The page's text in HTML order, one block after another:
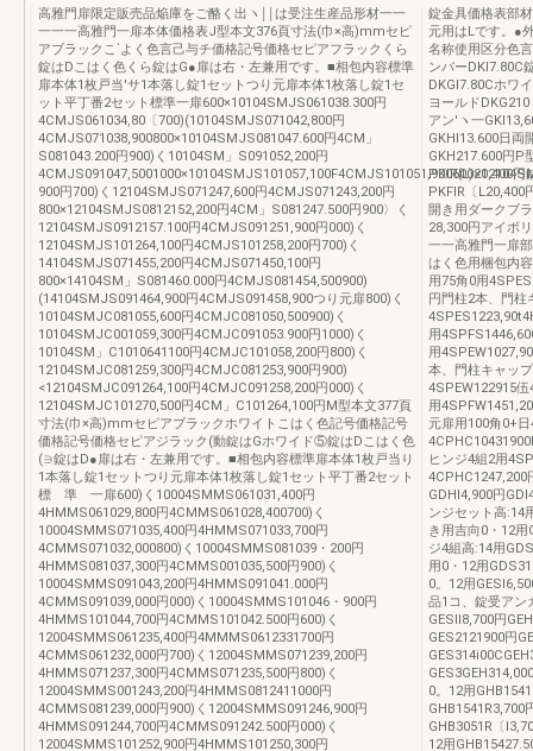
高雅門扉限定販売品焔庫をご酪く出ヽ￨￨は受注生産品形材一一
一一一高雅門一扉本体価格表J型本文376頁寸法(巾×高)mmセピ
アブラックこ`よく色言己与チ価格記号価格セピアフラックくら
錠はDこはく色くら錠はG●扉は右・左兼用です。■相包内容標準
扉本体1枚戸当'サ1本落し錠1セットつり元扉本体1枚落し錠1セ
ット平丁番2セット標準一扉600×10104SMJS061038.300円
4CMJS061034,80〔700)(10104SMJS071042,800円
4CMJS071038,900800×10104SMJS081047.600円4CM」
S081043.200円900)く10104SM」S091052,200円
900円700)く12104SMJS071247,600円4CMJS071243,200円
800×12104SMJS0812152,200円4CM」S081247.500円900〉く
12104SMJS0912157.100円4CMJS091251,900円000)く
12104SMJS101264,100円4CMJS101258,200円700)く
14104SMJS071455,200円4CMJS071450,100円
800×14104SM」S081460.000円4CMJS081454,500900)
(14104SMJS091464,900円4CMJS091458,900つり元扉800)く
10104SMJC081055,600円4CMJC081050,500900)く
10104SMJC001059,300円4CMJC091053.900円1000)く
10104SM」C1010641100円4CMJC101058,200円800)く
12104SMJC081259,300円4CMJC081253,900円900)
<12104SMJC091264,100円4CMJC091258,200円000)く
12104SMJC101270,500円4CM」C101264,100円M型本文377頁
寸法(巾×高)mmセピアブラックホワイトこはく色記号価格記号
価格記号価格セピアジラック(動錠はGホワイド⑤錠はDこはく色
(∋錠はD●扉は右・左兼用です。■相包内容標準扉本体1枚戸当り
1本落し錠1セットつり元扉本体1枚落し錠1セット平丁番2セット
標 準 一扉600)く10004SMMS061031,400円
4HMMS061029,800円4CMMS061028,400700)く
10004SMMS071035,400円4HMMS071033,700円
4CMMS071032,000800)く10004SMMS081039・200円
4HMMS081037,300円4CMMS001035,500円900)く
10004SMMS091043,200円4HMMS091041.000円
4CMMS091039,000円000)く10004SMMS101046・900円
4HMMS101044,700円4CMMS101042.500円600)く
12004SMMS061235,400円4MMMS0612331700円
4CMMS061232,000円700)く12004SMMS071239,200円
4HMMS071237,300円4CMMS071235,500円800)く
12004SMMS001243,200円4HMMS0812411000円
4CMMS081239,000円900)く12004SMMS091246,900円
4HMMS091244,700円4CMMS091242.500円000)く
12004SMMS101252,900円4HMMS101250,300円
錠金具価格表部
元用はLです。●
名称使用区分色
ンバーDKl7.80C
DKGl7.80Cホワ
ヨールド
アン′ヽ一
GKHl13.600日両
GKH217.600円P
PKlR{L)20,400円
PKFlR〔L20,400
開き用ダークブ
28,300円アイボ
一一高雅門一扉
はく色用梱包内
用75角0用
円門柱2本、門
用
用
本、門柱キャッ
4SPEW122915
用
元扉用100角0+
ヒンジ4組2用
4CPHC1247,200
GDHl4,900円
ンジセット高:14
き用吉向0・12用
ジ4組高:14用
用0・12用
0。12用
品1コ、錠受ア
GESll8,700円
GES2121900円
0。12用
GHB1541R3,700
GHB3051R〔
12用